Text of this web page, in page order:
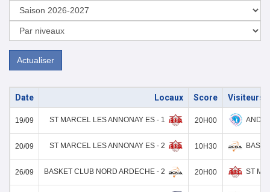
Actualiser
Date Locaux Score Visiteurs
19/09 ST MARCEL LES ANNONAY ES - 1 20H00
20/09 ST MARCEL LES ANNONAY ES - 2 10H30
26/09 BASKET CLUB NORD ARDECHE - 2 20H00 ST